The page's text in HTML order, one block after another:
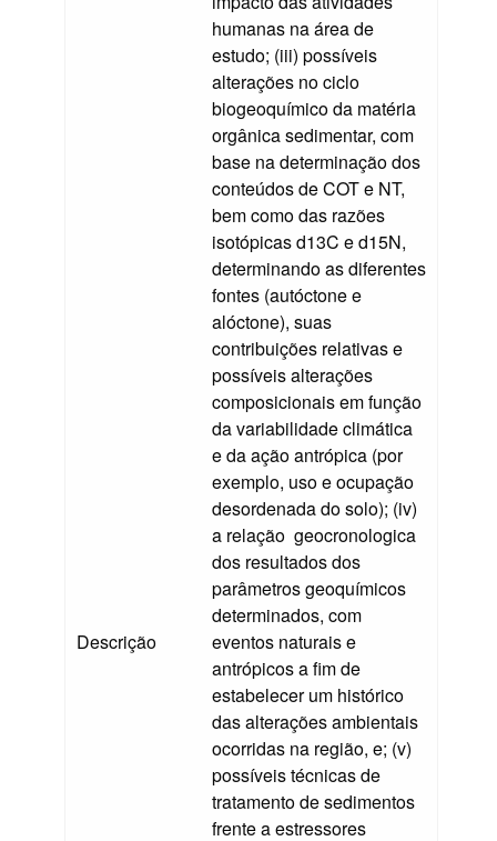
Descrição
humanas na área de
estudo; (iii) possíveis
alterações no ciclo
biogeoquímico da matéria
orgânica sedimentar, com
base na determinação dos
conteúdos de COT e NT,
bem como das razões
isotópicas d13C e d15N,
determinando as diferentes
fontes (autóctone e
alóctone), suas
contribuições relativas e
possíveis alterações
composicionais em função
da variabilidade climática
e da ação antrópica (por
exemplo, uso e ocupação
desordenada do solo); (iv)
a relação geocronologica
dos resultados dos
parâmetros geoquímicos
determinados, com
eventos naturais e
antrópicos a fim de
estabelecer um histórico
das alterações ambientais
ocorridas na região, e; (v)
possíveis técnicas de
tratamento de sedimentos
frente a estressores